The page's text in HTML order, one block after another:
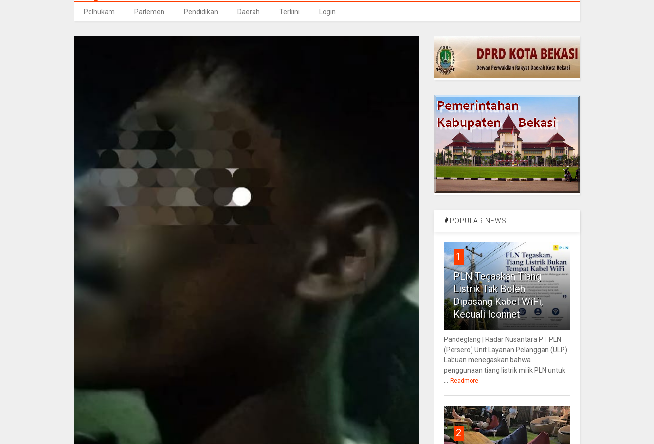
Polhukam Parlemen Pendidikan Daerah Terkini Login
POPULAR NEWS
1
PLN Tegaskan Tiang
Listrik Tak Boleh
Dipasang Kabel WiFi,
Kecuali Iconnet
Pandeglang | Radar Nusantara PT PLN
(Persero) Unit Layanan Pelanggan (ULP)
Labuan menegaskan bahwa
penggunaan tiang listrik milik PLN untuk
Readmore
2